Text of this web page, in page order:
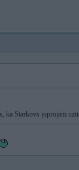
ka Starkovs joprojām